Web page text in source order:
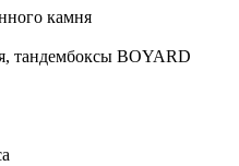
камня
тандембоксы BOYARD